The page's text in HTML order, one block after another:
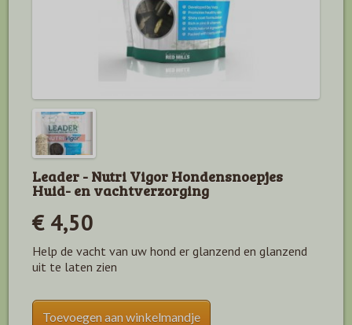
Leader - Nutri Vigor Hondensnoepjes
Huid- en vachtverzorging
€ 4,50
Help de vacht van uw hond er glanzend en glanzend
uit te laten zien
Toevoegen aan winkelmandje